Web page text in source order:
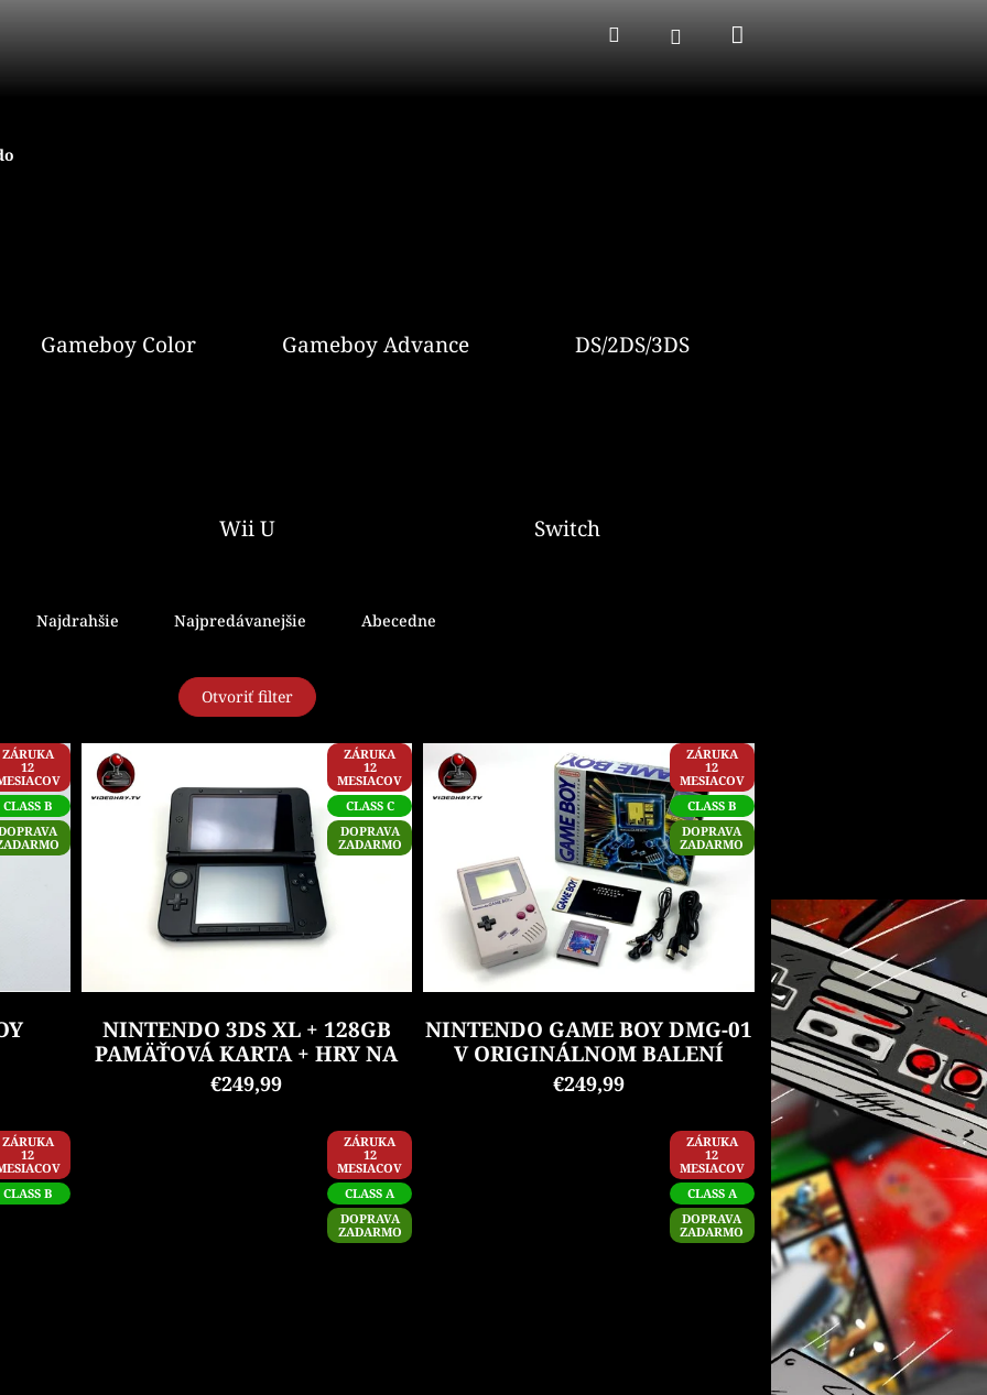
Hľadať Prihlásenie
Gameboy Color Gameboy Advance DS/2DS/3DS
Wii U Switch
Najdrahšie Najpredávanejšie Abecedne
Otvoriť filter
ZÁRUKA
12
CLASS B
ZÁRUKA
12
MESIACOV
CLASS C
DOPRAVA
ZADARMO
NINTENDO 3DS XL + 128GB
PAMÄŤOVÁ KARTA + HRY NA
KARTE
€249,99
ZÁRUKA
12
MESIACOV
CLASS B
DOPRAVA
ZADARMO
NINTENDO GAME BOY DMG-01
V ORIGINÁLNOM BALENÍ
€249,99
ZÁRUKA
12
CLASS B
ZÁRUKA
12
MESIACOV
CLASS A
DOPRAVA
ZADARMO
ZÁRUKA
12
MESIACOV
CLASS A
DOPRAVA
ZADARMO